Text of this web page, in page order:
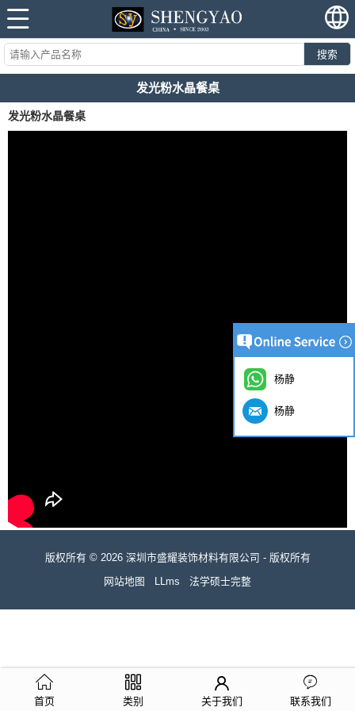
搜索
发光粉水晶餐桌
发光粉水晶餐桌
版权所有 © 2026 深圳市盛耀装饰材料有限公司 - 版权所有
网站地图
LLms 法学硕士完整
首页 类别 关于我们 联系我们
杨静
杨静